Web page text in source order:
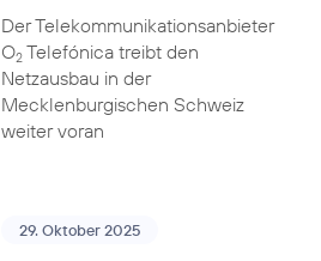
Der Telekommunikationsanbieter
O2Telefónica treibt den
Netzausbau in der
Mecklenburgischen Schweiz
weiter voran
29. Oktober 2025